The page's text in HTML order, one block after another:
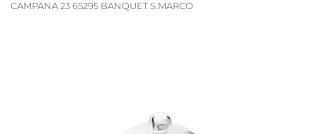
CAMPANA 23 65295 BANQUET S.MARCO